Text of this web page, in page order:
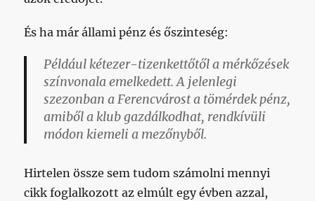
És ha már állami pénz és őszinteség:
Például kétezer-tizenkettőtől a mérkőzések
színvonala emelkedett. A jelenlegi
szezonban a Ferencvárost a tömérdek pénz,
amiből a klub gazdálkodhat, rendkívüli
módon kiemeli a mezőnyből.
Hirtelen össze sem tudom számolni mennyi
cikk foglalkozott az elmúlt egy évben azzal,